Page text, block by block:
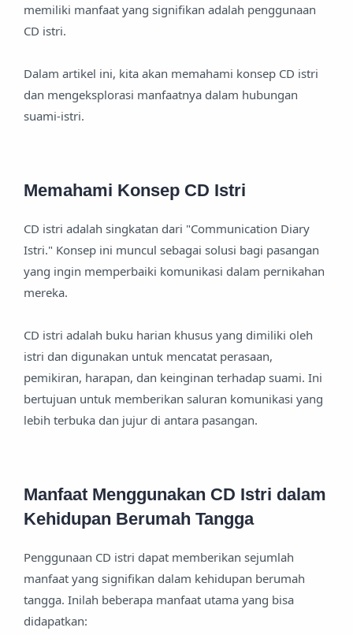
memiliki manfaat yang signifikan adalah penggunaan
CD istri.
Dalam artikel ini, kita akan memahami konsep CD istri
dan mengeksplorasi manfaatnya dalam hubungan
suami-istri.
Memahami Konsep CD Istri
CD istri adalah singkatan dari "Communication Diary
Istri." Konsep ini muncul sebagai solusi bagi pasangan
yang ingin memperbaiki komunikasi dalam pernikahan
mereka.
CD istri adalah buku harian khusus yang dimiliki oleh
istri dan digunakan untuk mencatat perasaan,
pemikiran, harapan, dan keinginan terhadap suami. Ini
bertujuan untuk memberikan saluran komunikasi yang
lebih terbuka dan jujur di antara pasangan.
Manfaat Menggunakan CD Istri dalam
Kehidupan Berumah Tangga
Penggunaan CD istri dapat memberikan sejumlah
manfaat yang signifikan dalam kehidupan berumah
tangga. Inilah beberapa manfaat utama yang bisa
didapatkan: